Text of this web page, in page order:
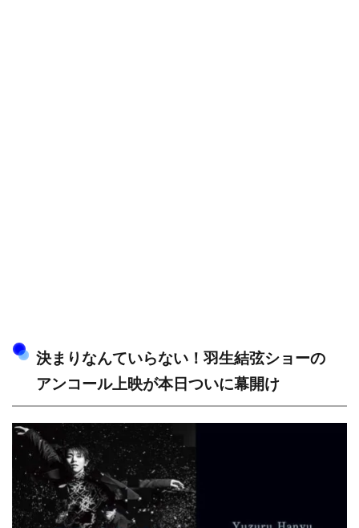
決まりなんていらない！羽生結弦ショーの
アンコール上映が本日ついに幕開け